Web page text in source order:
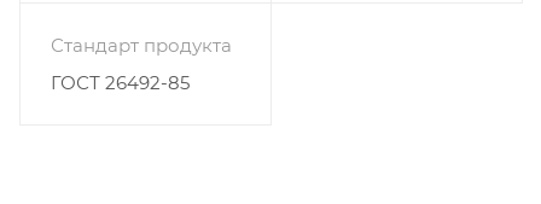
Стандарт продукта
ГОСТ 26492-85